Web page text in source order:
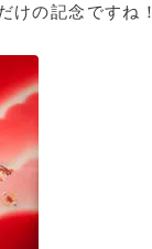
けの記念ですね！